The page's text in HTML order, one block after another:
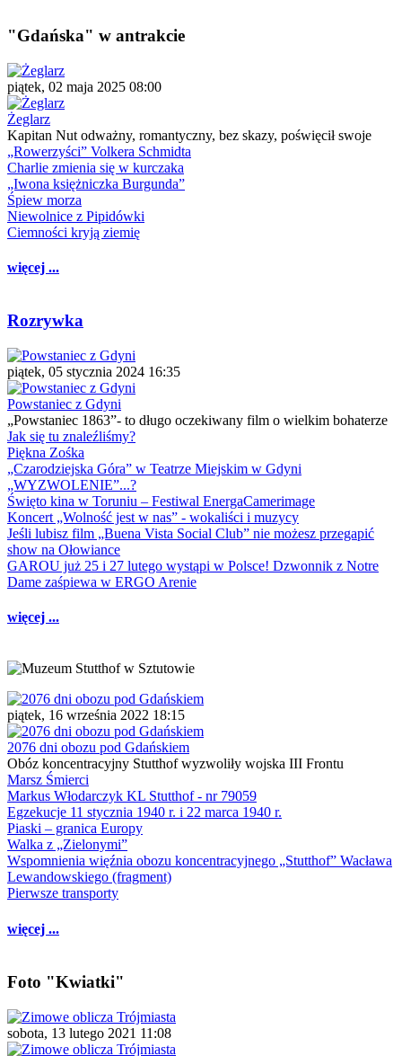
"Gdańska" w antrakcie
piątek, 02 maja 2025 08:00
Żeglarz
Kapitan Nut odważny, romantyczny, bez skazy, poświęcił swoje
„Rowerzyści” Volkera Schmidta
Charlie zmienia się w kurczaka
„Iwona księżniczka Burgunda”
Śpiew morza
Niewolnice z Pipidówki
Ciemności kryją ziemię
więcej ...
Rozrywka
piątek, 05 stycznia 2024 16:35
Powstaniec z Gdyni
„Powstaniec 1863”- to długo oczekiwany film o wielkim bohaterze
Jak się tu znaleźliśmy?
Piękna Zośka
„Czarodziejska Góra” w Teatrze Miejskim w Gdyni
„WYZWOLENIE”...?
Święto kina w Toruniu – Festiwal EnergaCamerimage
Koncert „Wolność jest w nas” - wokaliści i muzycy
Jeśli lubisz film „Buena Vista Social Club” nie możesz przegapić
show na Ołowiance
GAROU już 25 i 27 lutego wystąpi w Polsce! Dzwonnik z Notre
Dame zaśpiewa w ERGO Arenie
więcej ...
piątek, 16 września 2022 18:15
2076 dni obozu pod Gdańskiem
Obóz koncentracyjny Stutthof wyzwoliły wojska III Frontu
Marsz Śmierci
Markus Włodarczyk KL Stutthof - nr 79059
Egzekucje 11 stycznia 1940 r. i 22 marca 1940 r.
Piaski – granica Europy
Walka z „Zielonymi”
Wspomnienia więźnia obozu koncentracyjnego „Stutthof” Wacława
Lewandowskiego (fragment)
Pierwsze transporty
więcej ...
Foto "Kwiatki"
sobota, 13 lutego 2021 11:08